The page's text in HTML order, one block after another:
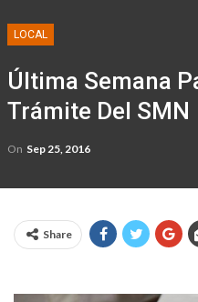
LOCAL
Última Semana
Trámite Del SMN
On Sep 25, 2016
Share